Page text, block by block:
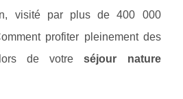
visité par plus de 400 000
profiter pleinement des
lors de votreséjour nature